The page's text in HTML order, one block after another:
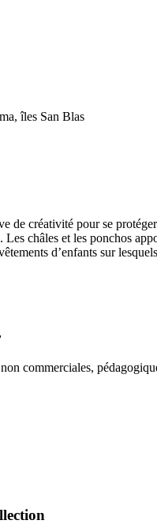
îles San Blas
de créativité pour se
Les châles et les ponchos
d’enfants sur
commerciales,